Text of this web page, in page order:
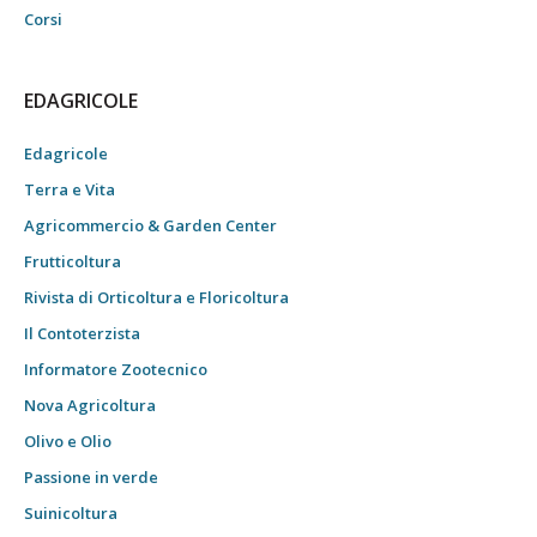
Corsi
EDAGRICOLE
Edagricole
Terra e Vita
Agricommercio & Garden Center
Frutticoltura
Rivista di Orticoltura e Floricoltura
Il Contoterzista
Informatore Zootecnico
Nova Agricoltura
Olivo e Olio
Passione in verde
Suinicoltura